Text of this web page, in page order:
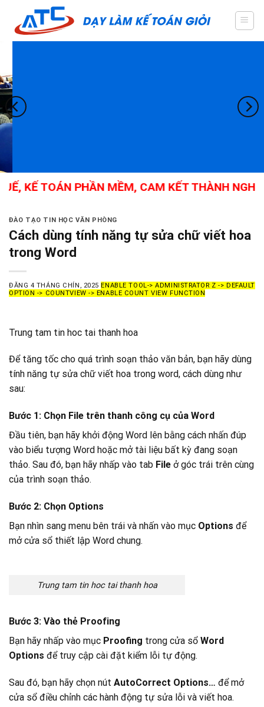
content
TOÁN PHẦN MỀM, CAM KẾT THÀNH NGHỀ
ĐÀO TẠO TIN HỌC VĂN PHÒNG
Cách dùng tính năng tự sửa chữ viết hoa
trong Word
ĐĂNG 4 THÁNG CHÍN, 2025 ENABLE TOOL-> ADMINISTRATOR Z -> DEFAULT
OPTION -> COUNTVIEW -> ENABLE COUNT VIEW FUNCTION
Trung tam tin hoc tai thanh hoa
Để tăng tốc cho quá trình soạn thảo văn bản, bạn hãy dùng
tính năng tự sửa chữ viết hoa trong word, cách dùng như
sau:
Bước 1: Chọn File trên thanh công cụ của Word
Đầu tiên, bạn hãy khởi động Word lên bằng cách nhấn đúp
vào biểu tượng Word hoặc mở tài liệu bất kỳ đang soạn
thảo. Sau đó, bạn hãy nhấp vào tab File ở góc trái trên cùng
của trình soạn thảo.
Bước 2: Chọn Options
Bạn nhìn sang menu bên trái và nhấn vào mục Options để
mở cửa sổ thiết lập Word chung.
Trung tam tin hoc tai thanh hoa
Bước 3: Vào thẻ Proofing
Bạn hãy nhấp vào mục Proofing trong cửa sổ Word
Options để truy cập cài đặt kiểm lỗi tự động.
Sau đó, bạn hãy chọn nút AutoCorrect Options… để mở
cửa sổ điều chỉnh các hành động tự sửa lỗi và viết hoa.